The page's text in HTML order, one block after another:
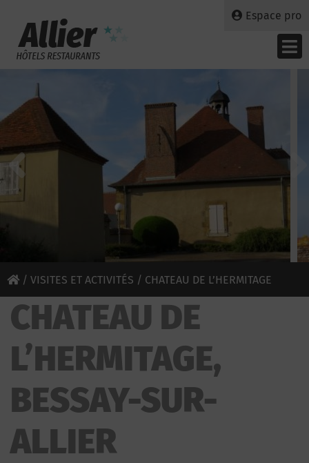
Espace pro
/ VISITES ET ACTIVITÉS / CHATEAU DE L’HERMITAGE
CHATEAU DE
L’HERMITAGE,
BESSAY-SUR-
ALLIER